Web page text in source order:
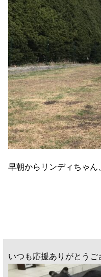
早朝からリンディちゃん
いつも応援ありがとうご